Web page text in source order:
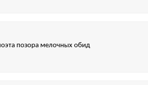
позора мелочных обид